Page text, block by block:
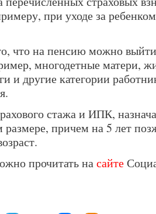
при уходе за
что на пенсию можно
многодетные матери,
и другие категории
стажа и ИПК,
причем на 5 лет
прочитать насайте